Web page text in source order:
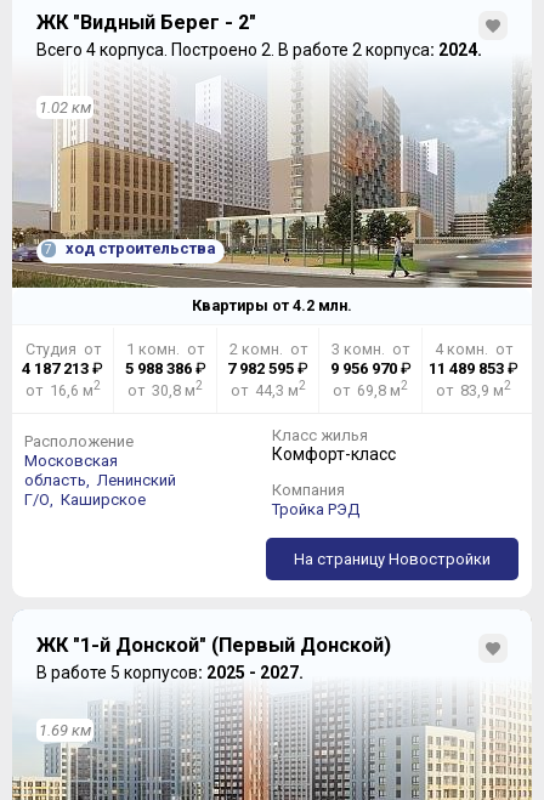
ЖК "Видный Берег - 2"
Всего 4 корпуса. Построено 2. В работе 2 корпуса: 2024.
1.02 км
7 ход строительства
Квартиры от 4.2 млн.
Студия от
4 187 213 ₽
от 16,6 м2
1 комн. от
5 988 386₽
от 30,8 м2
2 комн. от
7 982 595 ₽
от 44,3 м2
3 комн. от
9 956 970₽
от 69,8 м2
4 комн. от
11 489 853₽
от 83,9 м2
Расположение
Московская
область,
Ленинский
Г/О,
Каширское
Класс жилья
Комфорт-класс
Компания
Тройка РЭД
На страницу Новостройки
ЖК "1-й Донской" (Первый Донской)
В работе 5 корпусов: 2025 - 2027.
1.69 км